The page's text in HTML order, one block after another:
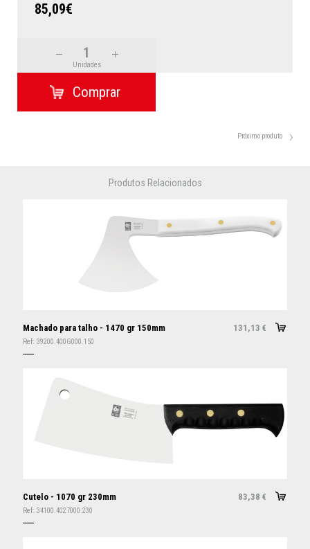
85,09€
Unidades
Próximo produto
Produtos Relacionados
Machado para talho - 1470 gr 150mm 131,13 €
Ref: 39200.400G000.150
Cutelo - 1070 gr 230mm 83,38 €
Ref: 34100.4027000.230